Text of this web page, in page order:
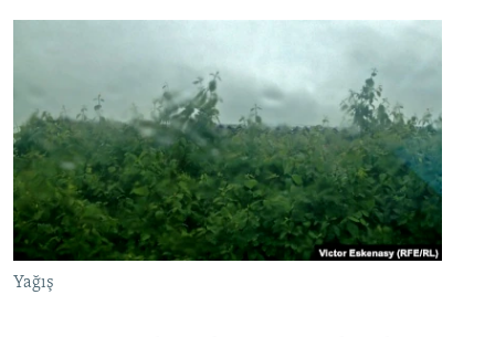
VIDEO
FOTOQALEREYA
İNFOQRAFIKA
KARIKATURA
RADIO ARXIV
OXU ZALI
AZƏRBAYCAN ƏDƏBIYYATI KITABXANASI
İSLAM VƏ DEMOKRATIYA
HAQQIMIZDA
MISSIYAMIZ
PEŞƏ ETIKASI VƏ JURNALISTIKA STANDARTLARIMIZ
BIZI IZLƏ
Yağış